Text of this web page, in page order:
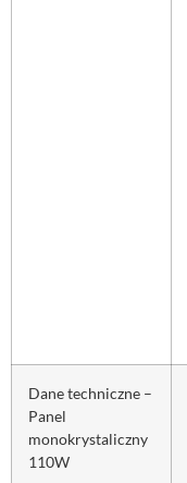
Dane techniczne –
Panel
monokrystaliczny
110W